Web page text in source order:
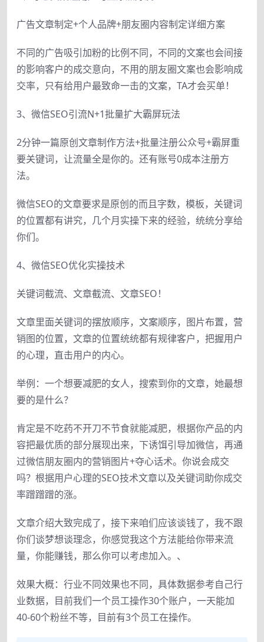
广告文章制定+个人品牌+朋友圈内容制定详细方案
不同的广告吸引加粉的比例不同，不同的文案也会间接
的影响客户的成交意向，不用的朋友圈文案也会影响成
交率，只有给用户最致命一击的文案，TA才会买单！
3、微信SEO引流N+1批量扩大霸屏玩法
2分钟一篇原创文章制作方法+批量注册公众号+霸屏重
要关键词，让流量全是你的。还有账号0成本注册方
法。
微信SEO的文章要求是原创的而且字数，模板，关键词
的位置都有讲究，几个月实操下来的经验，统统分享给
你们。
4、微信SEO优化实操技术
关键词截流、文章截流、文章SEO！
文章里面关键词的摆放顺序，文案顺序，图片布置，营
销图的位置，文章的位置统统都有规律客户，把握用户
的心理，直击用户的内心。
举例：一个想要减肥的女人，搜索到你的文章，她最想
要的是什么？
肯定是不吃药不开刀不节食就能减肥，根据你产品的内
容把最优质的部分展现出来，下诱饵引导加微信，再通
过微信朋友圈内的营销图片+夺心话术。你说会成交
吗？根据用户心理的SEO技术文章以及关键词助你成交
率蹭蹭蹭的涨。
文章介绍大致完成了，接下来咱们应该谈钱了，我不跟
你们谈梦想谈理念，你感觉我这个方法能给你带来流
量，你能赚钱，那么你可以考虑加入。、
效果大概：行业不同效果也不同，具体数据参考自己行
业数据，目前我们一个员工操作30个账户，一天能加
40-60个粉丝不等，目前有3个员工在操作。